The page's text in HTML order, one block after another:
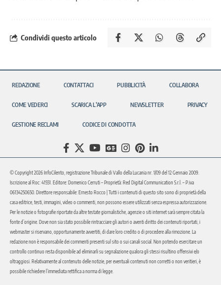
Condividi questo articolo
REDAZIONE CONTATTACI PUBBLICITÀ COLLABORA
COME VEDERCI SCARICA L’APP NEWSLETTER PRIVACY
GESTIONE RECLAMI CODICE DI CONDOTTA
© Copyright 2026 InfoCilento, registrazione Tribunale di Vallo della Lucania nr. 1/09 del 12 Gennaio 2009.
Iscrizione al Roc: 41551. Editore: Domenico Cerruti – Proprietà: Red Digital Communication S.r.l. – P.iva
06134250650. Direttore responsabile: Ernesto Rocco | Tutti i contenuti di questo sito sono di proprietà della
casa editrice, testi, immagini, video o commenti, non possono essere utilizzati senza espressa autorizzazione.
Per le notizie o fotografie riportate da altre testate giornalistiche, agenzie o siti internet sarà sempre citata la
fonte d’origine. Dove non sia stato possibile rintracciare gli autori o aventi diritto dei contenuti riportati, i
webmaster si riservano, opportunamente avvertiti, di dare loro credito o di procedere alla rimozione. La
redazione non è responsabile dei commenti presenti sul sito o sui canali social. Non potendo esercitare un
controllo continuo resta disponibile ad eliminarli su segnalazione qualora gli stessi risultino offensivi e/o
oltraggiosi. Relativamente al contenuto delle notizie, per eventuali contenuti non corretti o non veritieri, è
possibile richiedere l’immediata rettifica a norma di legge.